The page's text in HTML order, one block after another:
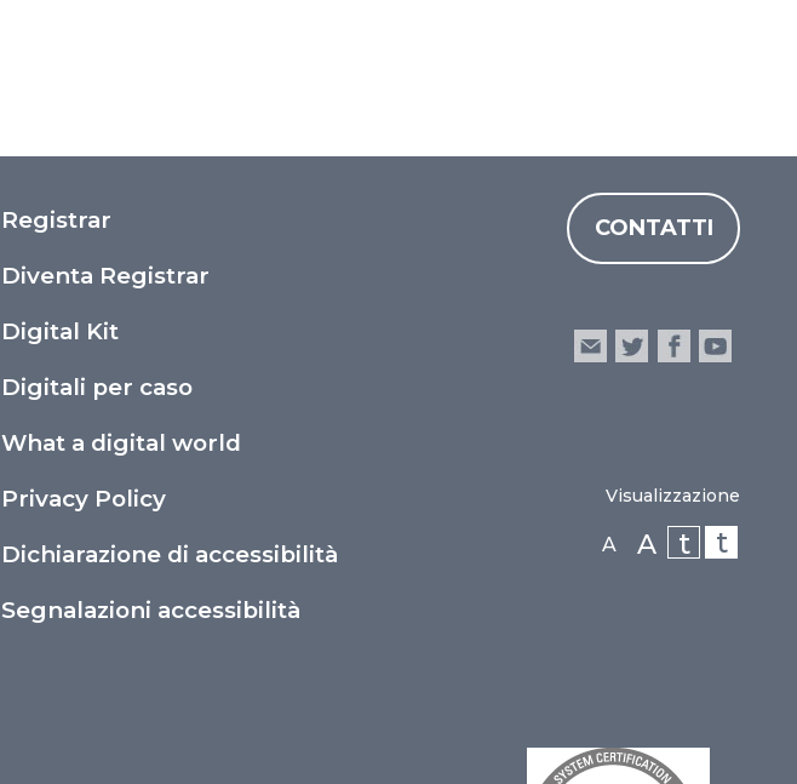
Registrar
Diventa Registrar
Digital Kit
Digitali per caso
What a digital world
Privacy Policy
Dichiarazione di accessibilità
Segnalazioni accessibilità
CONTATTI
Visualizzazione
A A t t